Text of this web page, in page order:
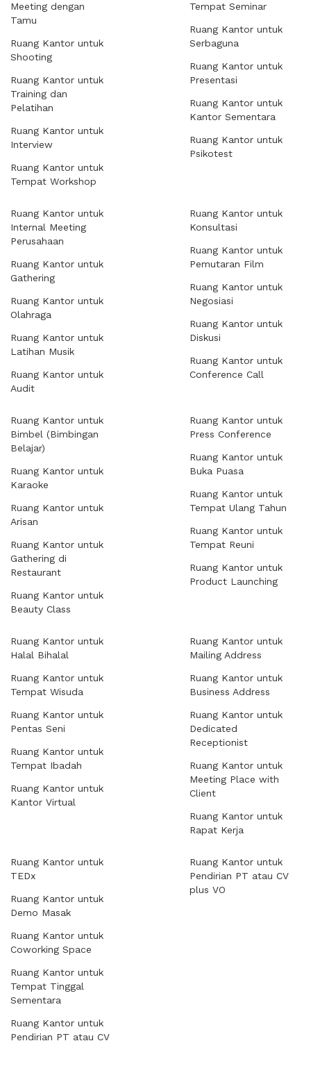
Meeting dengan
Tamu
Ruang Kantor untuk
Shooting
Ruang Kantor untuk
Training dan
Pelatihan
Ruang Kantor untuk
Interview
Ruang Kantor untuk
Tempat Workshop
Tempat Seminar
Ruang Kantor untuk
Serbaguna
Ruang Kantor untuk
Presentasi
Ruang Kantor untuk
Kantor Sementara
Ruang Kantor untuk
Psikotest
Ruang Kantor untuk
Internal Meeting
Perusahaan
Ruang Kantor untuk
Gathering
Ruang Kantor untuk
Olahraga
Ruang Kantor untuk
Latihan Musik
Ruang Kantor untuk
Audit
Ruang Kantor untuk
Konsultasi
Ruang Kantor untuk
Pemutaran Film
Ruang Kantor untuk
Negosiasi
Ruang Kantor untuk
Diskusi
Ruang Kantor untuk
Conference Call
Ruang Kantor untuk
Bimbel (Bimbingan
Belajar)
Ruang Kantor untuk
Karaoke
Ruang Kantor untuk
Arisan
Ruang Kantor untuk
Gathering di
Restaurant
Ruang Kantor untuk
Beauty Class
Ruang Kantor untuk
Press Conference
Ruang Kantor untuk
Buka Puasa
Ruang Kantor untuk
Tempat Ulang Tahun
Ruang Kantor untuk
Tempat Reuni
Ruang Kantor untuk
Product Launching
Ruang Kantor untuk
Halal Bihalal
Ruang Kantor untuk
Tempat Wisuda
Ruang Kantor untuk
Pentas Seni
Ruang Kantor untuk
Tempat Ibadah
Ruang Kantor untuk
Kantor Virtual
Ruang Kantor untuk
Mailing Address
Ruang Kantor untuk
Business Address
Ruang Kantor untuk
Dedicated
Receptionist
Ruang Kantor untuk
Meeting Place with
Client
Ruang Kantor untuk
Rapat Kerja
Ruang Kantor untuk
TEDx
Ruang Kantor untuk
Demo Masak
Ruang Kantor untuk
Coworking Space
Ruang Kantor untuk
Tempat Tinggal
Sementara
Ruang Kantor untuk
Pendirian PT atau CV
Ruang Kantor untuk
Pendirian PT atau CV
plus VO